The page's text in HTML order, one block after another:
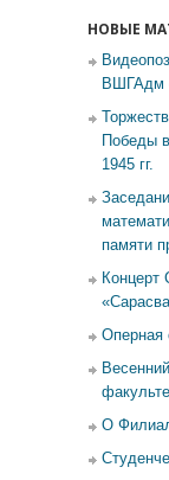
НОВЫЕ
ВШГАдм
Победы
1945 гг.
памяти
Концерт
Оперная
О